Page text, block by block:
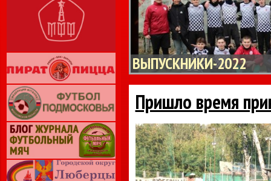
ВЫПУСКНИКИ-2022
Пришло время